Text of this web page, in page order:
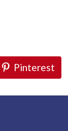
Pinterest